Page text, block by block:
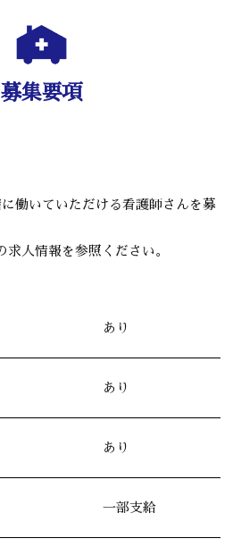
募集要項
働いていただける看護師さんを募
求人情報を参照ください。
あり
あり
あり
一部支給